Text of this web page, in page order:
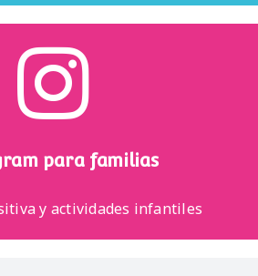
para familias
y actividades infantiles